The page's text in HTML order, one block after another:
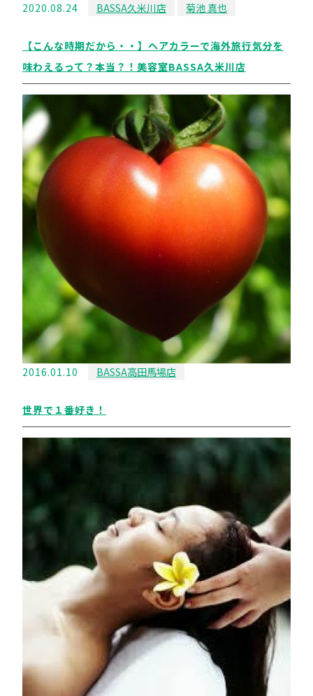
2020.08.24 BASSA久米川店 菊池 真也
【こんな時期だから・・】ヘアカラーで海外旅行気分を
味わえるって？本当？！美容室BASSA久米川店
2016.01.10 BASSA高田馬場店
世界で１番好き！